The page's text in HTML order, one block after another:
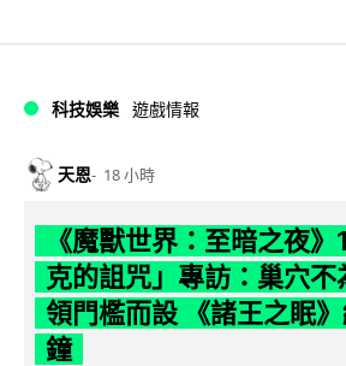
科技娛樂 遊戲情報
天恩 18 小時
《魔獸世界：至暗之夜
克的詛咒」專訪：巢穴不
領門檻而設 《諸王之眠
鐘